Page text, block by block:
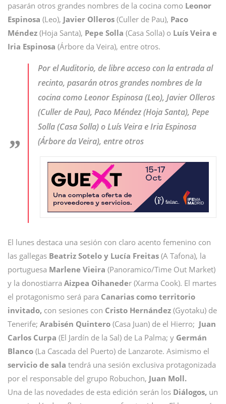
pasarán otros grandes nombres de la cocina como Leonor
Espinosa (Leo), Javier Olleros (Culler de Pau), Paco
Méndez (Hoja Santa), Pepe Solla (Casa Solla) o Luís Veira e
Iria Espinosa (Árbore da Veira), entre otros.
Por el Auditorio, de libre acceso con la entrada al
recinto, pasarán otros grandes nombres de la
cocina como Leonor Espinosa (Leo), Javier Olleros
(Culler de Pau), Paco Méndez (Hoja Santa), Pepe
Solla (Casa Solla) o Luís Veira e Iria Espinosa
(Árbore da Veira), entre otros
El lunes destaca una sesión con claro acento femenino con
las gallegas Beatriz Sotelo y Lucía Freitas (A Tafona), la
portuguesa Marlene Vieira (Panoramico/Time Out Market)
y la donostiarra Aizpea Oihaneder (Xarma Cook). El martes
el protagonismo será para Canarias como territorio
invitado, con sesiones con Cristo Hernández (Gyotaku) de
Tenerife; Arabisén Quintero (Casa Juan) de el Hierro; Juan
Carlos Curpa (El Jardín de la Sal) de La Palma; y Germán
Blanco (La Cascada del Puerto) de Lanzarote. Asimismo el
servicio de sala tendrá una sesión exclusiva protagonizada
por el responsable del grupo Robuchon, Juan Moll.
Una de las novedades de esta edición serán los Diálogos, un